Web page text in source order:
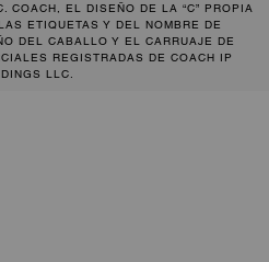
COACH, EL DISEÑO DE LA “C” PROPIA
ETIQUETAS Y DEL NOMBRE DE
DEL CABALLO Y EL CARRUAJE DE
REGISTRADAS DE COACH IP
LLC.